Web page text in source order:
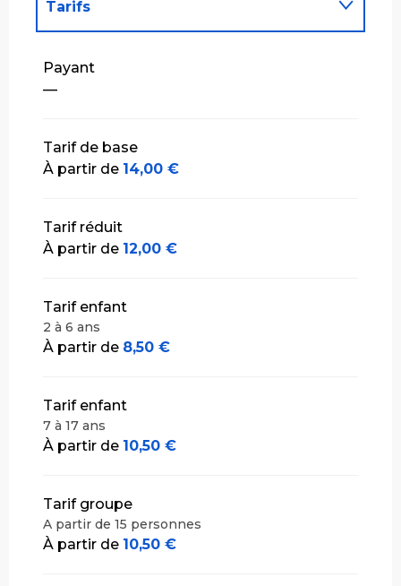
Tarifs
Tarifs 2027
Payant
—
Tarif de base
À partir de 14,00 €
Tarif réduit
À partir de 12,00 €
Tarif enfant
2 à 6 ans
À partir de 8,50 €
Tarif enfant
7 à 17 ans
À partir de 10,50 €
Tarif groupe
A partir de 15 personnes
À partir de 10,50 €